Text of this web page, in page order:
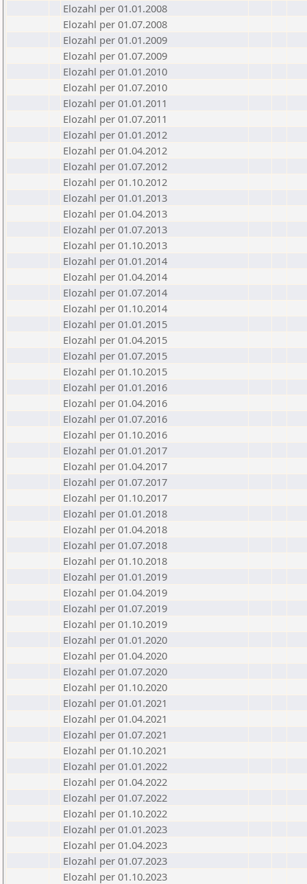
Elozahl per 01.01.2008
Elozahl per 01.07.2008
Elozahl per 01.01.2009
Elozahl per 01.07.2009
Elozahl per 01.01.2010
Elozahl per 01.07.2010
Elozahl per 01.01.2011
Elozahl per 01.07.2011
Elozahl per 01.01.2012
Elozahl per 01.04.2012
Elozahl per 01.07.2012
Elozahl per 01.10.2012
Elozahl per 01.01.2013
Elozahl per 01.04.2013
Elozahl per 01.07.2013
Elozahl per 01.10.2013
Elozahl per 01.01.2014
Elozahl per 01.04.2014
Elozahl per 01.07.2014
Elozahl per 01.10.2014
Elozahl per 01.01.2015
Elozahl per 01.04.2015
Elozahl per 01.07.2015
Elozahl per 01.10.2015
Elozahl per 01.01.2016
Elozahl per 01.04.2016
Elozahl per 01.07.2016
Elozahl per 01.10.2016
Elozahl per 01.01.2017
Elozahl per 01.04.2017
Elozahl per 01.07.2017
Elozahl per 01.10.2017
Elozahl per 01.01.2018
Elozahl per 01.04.2018
Elozahl per 01.07.2018
Elozahl per 01.10.2018
Elozahl per 01.01.2019
Elozahl per 01.04.2019
Elozahl per 01.07.2019
Elozahl per 01.10.2019
Elozahl per 01.01.2020
Elozahl per 01.04.2020
Elozahl per 01.07.2020
Elozahl per 01.10.2020
Elozahl per 01.01.2021
Elozahl per 01.04.2021
Elozahl per 01.07.2021
Elozahl per 01.10.2021
Elozahl per 01.01.2022
Elozahl per 01.04.2022
Elozahl per 01.07.2022
Elozahl per 01.10.2022
Elozahl per 01.01.2023
Elozahl per 01.04.2023
Elozahl per 01.07.2023
Elozahl per 01.10.2023